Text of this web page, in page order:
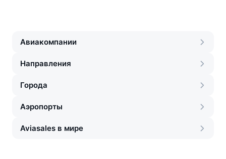
Авиакомпании
Направления
Города
Аэропорты
Aviasales в мире